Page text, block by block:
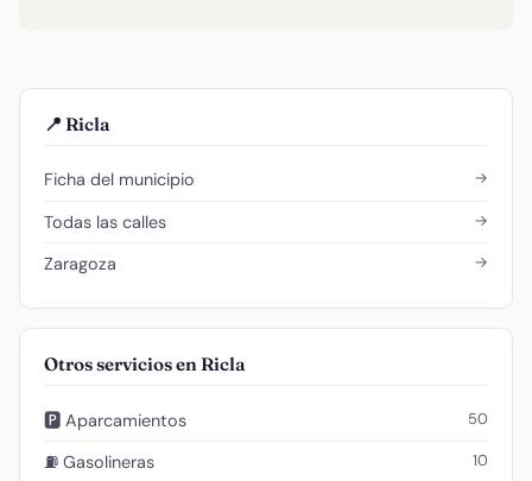
📍 Ricla
Ficha del municipio →
Todas las calles →
Zaragoza →
Otros servicios en Ricla
🅿️ Aparcamientos 50
⛽ Gasolineras 10